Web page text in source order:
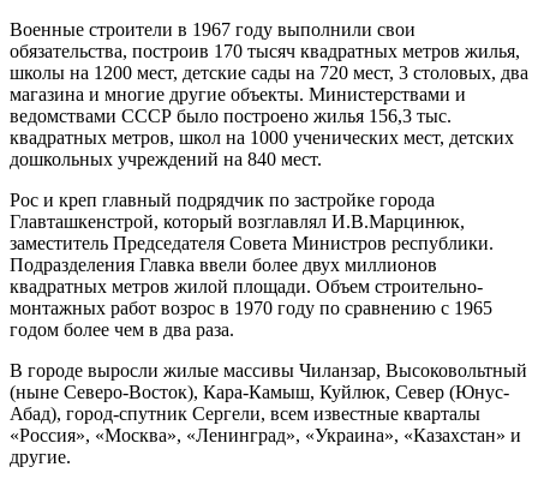
Военные строители в 1967 году выполнили свои
обязательства, построив 170 тысяч квадратных метров жилья,
школы на 1200 мест, детские сады на 720 мест, 3 столовых, два
магазина и многие другие объекты. Министерствами и
ведомствами СССР было построе­но жилья 156,3 тыс.
квадратных метров, школ на 1000 ученических мест, детских
дошкольных учреждений на 840 мест.
Рос и креп главный подрядчик по застройке города
Главташкенстрой, который возглавлял И.В.Марцинюк,
заместитель Председателя Совета Министров респуб­лики.
Подразделения Главка ввели более двух миллио­нов
квадратных метров жилой площади. Объем строи­тельно-
монтажных работ возрос в 1970 году по сравне­нию с 1965
годом более чем в два раза.
В городе выросли жилые массивы Чиланзар, Высо­ковольтный
(ныне Северо-Восток), Кара-Камыш, Куйлюк, Север (Юнус-
Абад), город-спутник Сергели, всем известные кварталы
«Россия», «Москва», «Ленинград», «Украина», «Казахстан» и
другие.